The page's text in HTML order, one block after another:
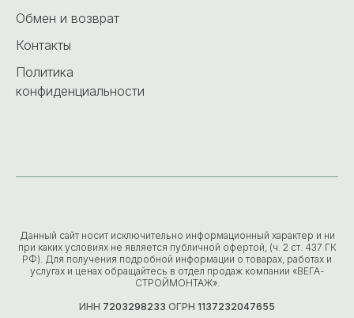
Обмен и возврат
Контакты
Политика
конфиденциальности
Данный сайт носит исключительно информационный характер и ни
при каких условиях не является публичной офертой, (ч. 2 ст. 437 ГК
РФ). Для получения подробной информации о товарах, работах и
услугах и ценах обращайтесь в отдел продаж компании «ВЕГА-
СТРОЙМОНТАЖ».
ИНН 7203298233 ОГРН 1137232047655